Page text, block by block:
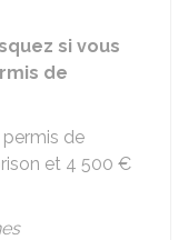
si vous
de
de
et 4 500 €